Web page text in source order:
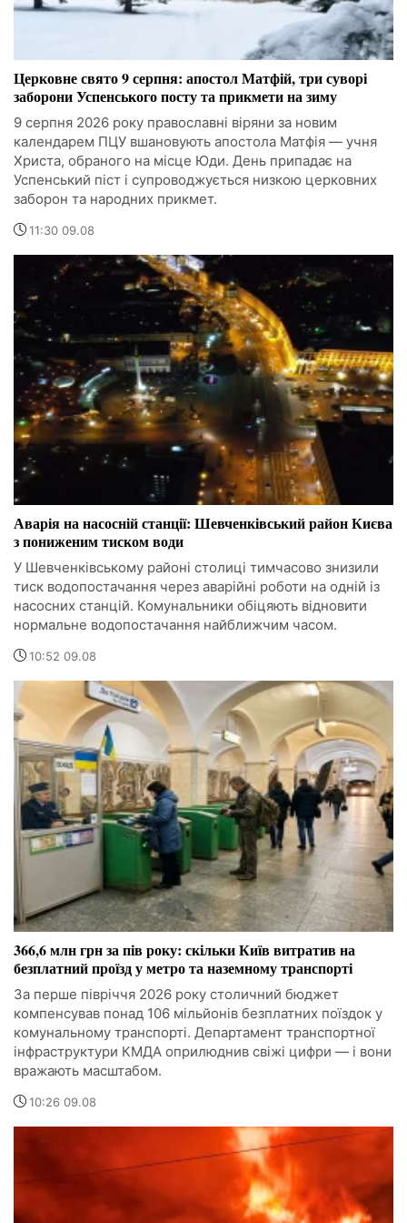
Церковне свято 9 серпня: апостол Матфій, три суворі
заборони Успенського посту та прикмети на зиму
9 серпня 2026 року православні віряни за новим
календарем ПЦУ вшановують апостола Матфія — учня
Христа, обраного на місце Юди. День припадає на
Успенський піст і супроводжується низкою церковних
заборон та народних прикмет.
11:30 09.08
Аварія на насосній станції: Шевченківський район Києва
з пониженим тиском води
У Шевченківському районі столиці тимчасово знизили
тиск водопостачання через аварійні роботи на одній із
насосних станцій. Комунальники обіцяють відновити
нормальне водопостачання найближчим часом.
10:52 09.08
366,6 млн грн за пів року: скільки Київ витратив на
безплатний проїзд у метро та наземному транспорті
За перше півріччя 2026 року столичний бюджет
компенсував понад 106 мільйонів безплатних поїздок у
комунальному транспорті. Департамент транспортної
інфраструктури КМДА оприлюднив свіжі цифри — і вони
вражають масштабом.
10:26 09.08